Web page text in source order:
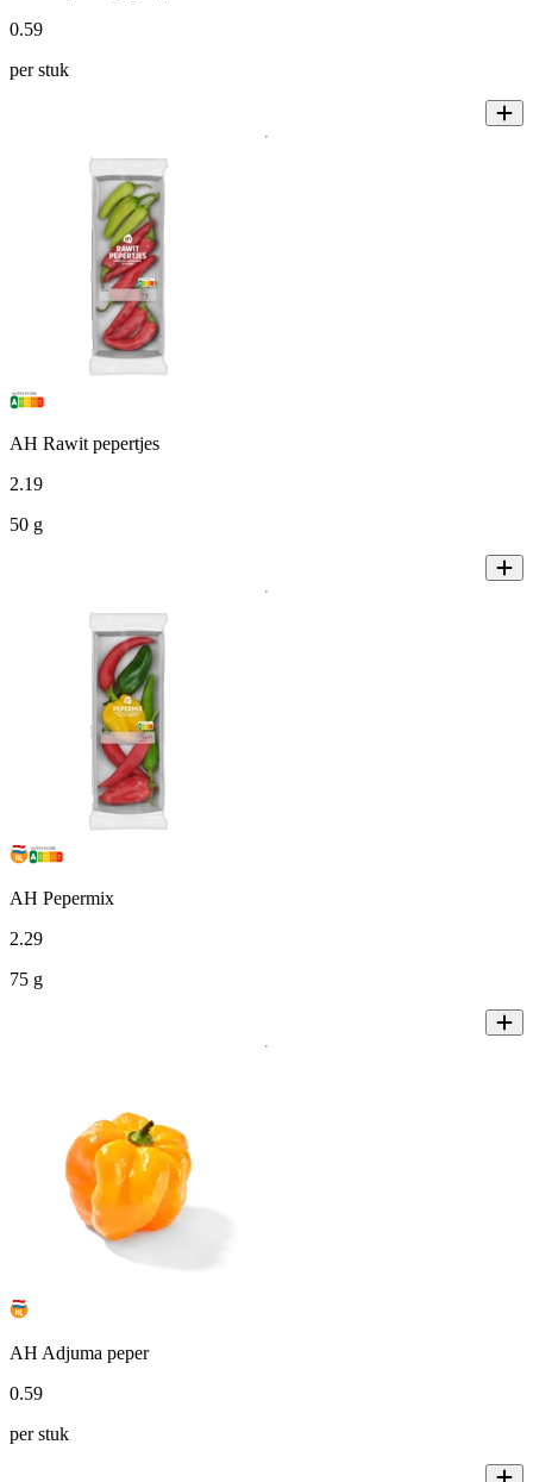
0.59
per stuk
AH Rawit pepertjes
2.19
50 g
AH Pepermix
2.29
75 g
AH Adjuma peper
0.59
per stuk